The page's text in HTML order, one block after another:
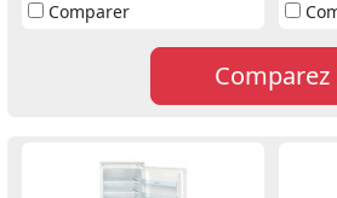
Comparer
Comparez